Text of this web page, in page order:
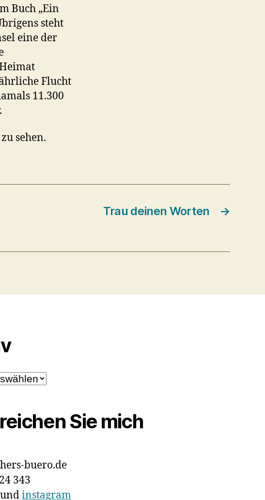
Buch „Ein
steht
eine der
Flucht
11.300
sehen.
→
Trau deinen Worten
Sie mich
buero.de
343
instagram